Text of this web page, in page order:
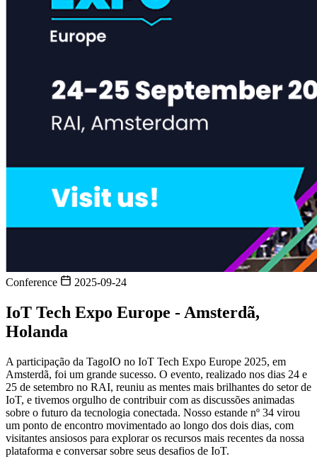
Conference 2025-09-24
IoT Tech Expo Europe - Amsterdã,
Holanda
A participação da TagoIO no IoT Tech Expo Europe 2025, em
Amsterdã, foi um grande sucesso. O evento, realizado nos dias 24 e
25 de setembro no RAI, reuniu as mentes mais brilhantes do setor de
IoT, e tivemos orgulho de contribuir com as discussões animadas
sobre o futuro da tecnologia conectada. Nosso estande nº 34 virou
um ponto de encontro movimentado ao longo dos dois dias, com
visitantes ansiosos para explorar os recursos mais recentes da nossa
plataforma e conversar sobre seus desafios de IoT.